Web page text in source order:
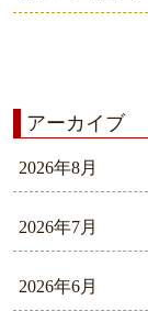
アーカイブ
2026年8月
2026年7月
2026年6月